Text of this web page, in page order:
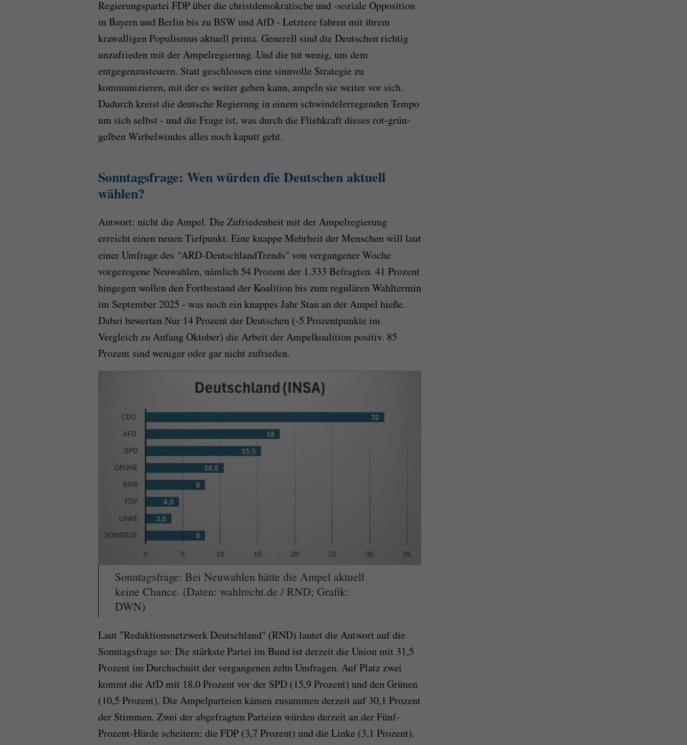
Regierungspartei FDP über die christdemokratische und -soziale Opposition
in Bayern und Berlin bis zu BSW und AfD - Letztere fahren mit ihrem
krawalligen Populismus aktuell prima. Generell sind die Deutschen richtig
unzufrieden mit der Ampelregierung. Und die tut wenig, um dem
entgegenzusteuern. Statt geschlossen eine sinnvolle Strategie zu
kommunizieren, mit der es weiter gehen kann, ampeln sie weiter vor sich.
Dadurch kreist die deutsche Regierung in einem schwindelerregenden Tempo
um sich selbst - und die Frage ist, was durch die Fliehkraft dieses rot-grün-
gelben Wirbelwindes alles noch kaputt geht.
Sonntagsfrage: Wen würden die Deutschen aktuell
wählen?
Antwort: nicht die Ampel. Die Zufriedenheit mit der Ampelregierung
erreicht einen neuen Tiefpunkt. Eine knappe Mehrheit der Menschen will laut
einer Umfrage des "ARD-DeutschlandTrends" von vergangener Woche
vorgezogene Neuwahlen, nämlich 54 Prozent der 1.333 Befragten. 41 Prozent
hingegen wollen den Fortbestand der Koalition bis zum regulären Wahltermin
im September 2025 - was noch ein knappes Jahr Stau an der Ampel hieße.
Dabei bewerten Nur 14 Prozent der Deutschen (-5 Prozentpunkte im
Vergleich zu Anfang Oktober) die Arbeit der Ampelkoalition positiv. 85
Prozent sind weniger oder gar nicht zufrieden.
Sonntagsfrage: Bei Neuwahlen hätte die Ampel aktuell
keine Chance. (Daten: wahlrecht.de / RND; Grafik:
DWN)
Laut "Redaktionsnetzwerk Deutschland" (RND) lautet die Antwort auf die
Sonntagsfrage so: Die stärkste Partei im Bund ist derzeit die Union mit 31,5
Prozent im Durchschnitt der vergangenen zehn Umfragen. Auf Platz zwei
kommt die AfD mit 18,0 Prozent vor der SPD (15,9 Prozent) und den Grünen
(10,5 Prozent). Die Ampelparteien kämen zusammen derzeit auf 30,1 Prozent
der Stimmen. Zwei der abgefragten Parteien würden derzeit an der Fünf-
Prozent-Hürde scheitern: die FDP (3,7 Prozent) und die Linke (3,1 Prozent).